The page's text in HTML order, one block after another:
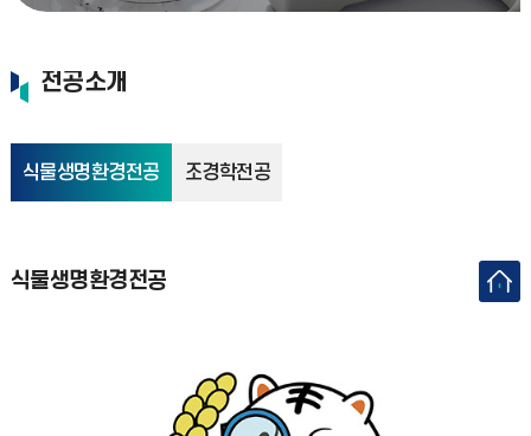
전공소개
식물생명환경전공 조경학전공
식물생명환경전공